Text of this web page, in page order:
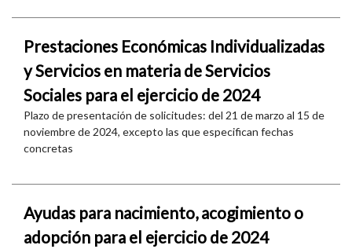
Prestaciones Económicas Individualizadas
y Servicios en materia de Servicios
Sociales para el ejercicio de 2024
Plazo de presentación de solicitudes: del 21 de marzo al 15 de
noviembre de 2024, excepto las que especifican fechas
concretas
Ayudas para nacimiento, acogimiento o
adopción para el ejercicio de 2024